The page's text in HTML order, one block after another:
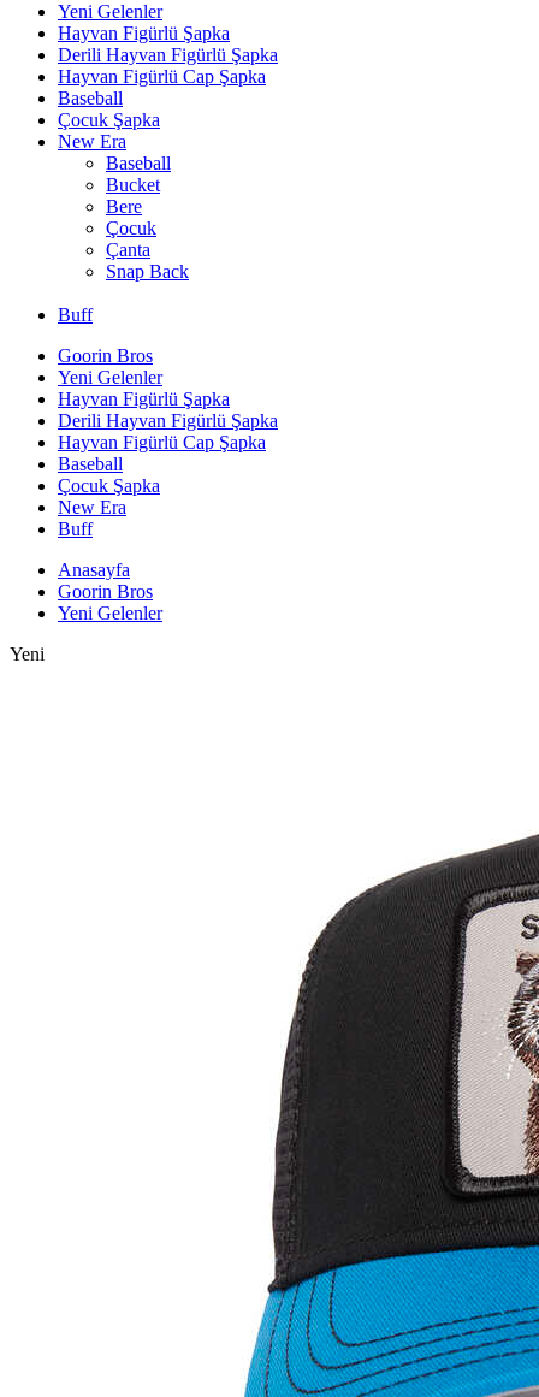
Yeni Gelenler
Hayvan Figürlü Şapka
Derili Hayvan Figürlü Şapka
Hayvan Figürlü Cap Şapka
Baseball
Çocuk Şapka
New Era
Baseball
Bucket
Bere
Çocuk
Çanta
Snap Back
Buff
Goorin Bros
Yeni Gelenler
Hayvan Figürlü Şapka
Derili Hayvan Figürlü Şapka
Hayvan Figürlü Cap Şapka
Baseball
Çocuk Şapka
New Era
Buff
Anasayfa
Goorin Bros
Yeni Gelenler
Yeni